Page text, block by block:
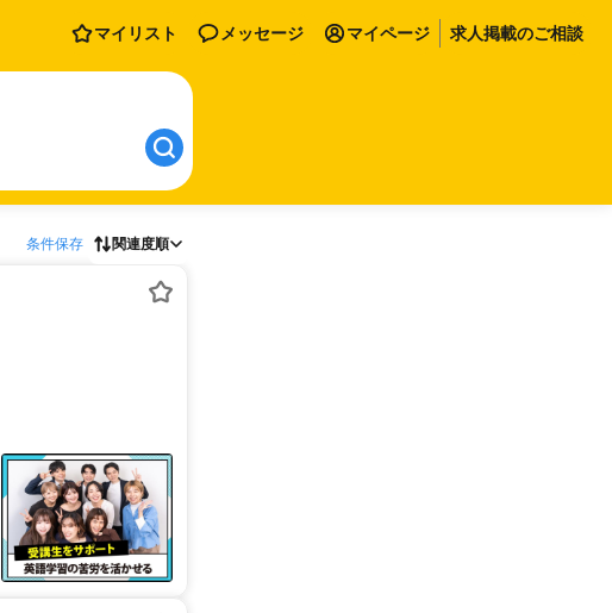
マイリスト メッセージ マイページ 求人掲載のご相談
条件保存 関連度順